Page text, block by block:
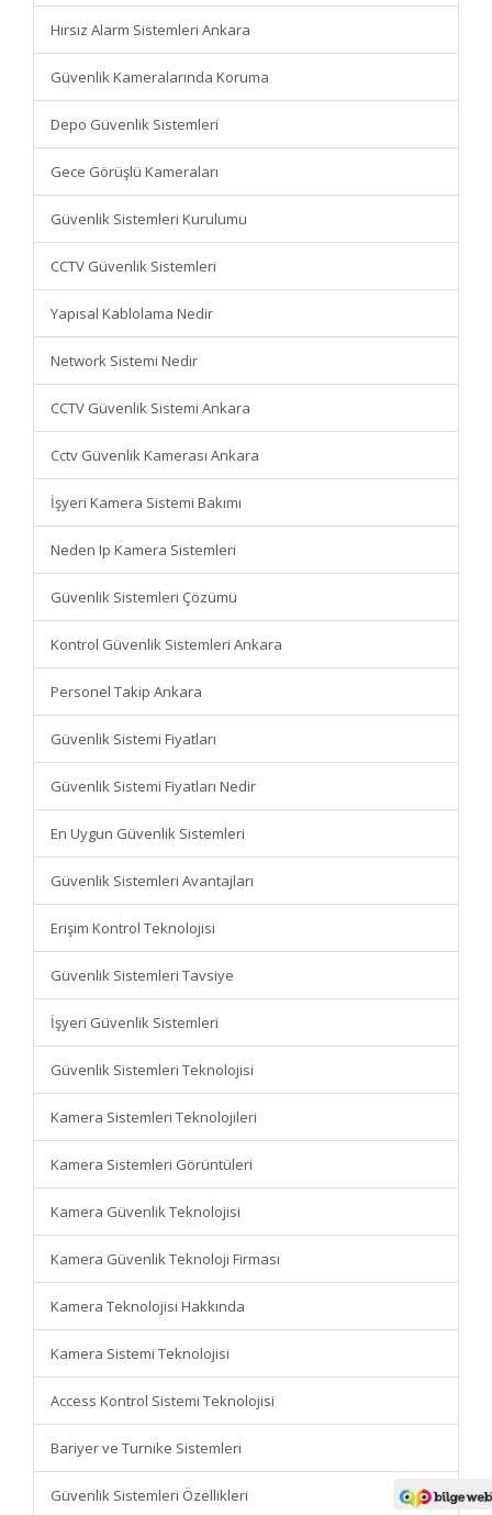
Hırsız Alarm Sistemleri Ankara
Güvenlik Kameralarında Koruma
Depo Güvenlik Sistemleri
Gece Görüşlü Kameraları
Güvenlik Sistemleri Kurulumu
CCTV Güvenlik Sistemleri
Yapısal Kablolama Nedir
Network Sistemi Nedir
CCTV Güvenlik Sistemi Ankara
Cctv Güvenlik Kamerası Ankara
İşyeri Kamera Sistemi Bakımı
Neden Ip Kamera Sistemleri
Güvenlik Sistemleri Çözümü
Kontrol Güvenlik Sistemleri Ankara
Personel Takip Ankara
Güvenlik Sistemi Fiyatları
Güvenlik Sistemi Fiyatları Nedir
En Uygun Güvenlik Sistemleri
Güvenlik Sistemleri Avantajları
Erişim Kontrol Teknolojisi
Güvenlik Sistemleri Tavsiye
İşyeri Güvenlik Sistemleri
Güvenlik Sistemleri Teknolojisi
Kamera Sistemleri Teknolojileri
Kamera Sistemleri Görüntüleri
Kamera Güvenlik Teknolojisi
Kamera Güvenlik Teknoloji Firması
Kamera Teknolojisi Hakkında
Kamera Sistemi Teknolojisi
Access Kontrol Sistemi Teknolojisi
Bariyer ve Turnike Sistemleri
Güvenlik Sistemleri Özellikleri